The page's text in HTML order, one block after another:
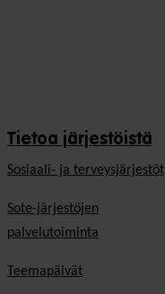
Tietoa järjestöistä
Sosiaali- ja terveysjärjestöt
Sote-järjestöjen
palvelutoiminta
Teemapäivät